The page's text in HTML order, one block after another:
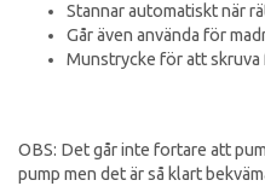
Stannar automatiskt när
Går även använda för
Munstrycke för att skruva
OBS: Det går inte fortare att
pump men det är så klart